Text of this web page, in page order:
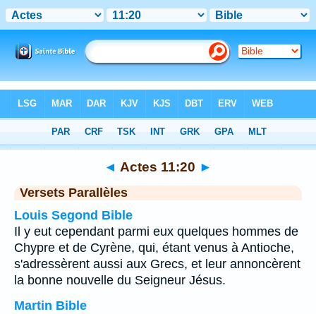
Chapitre 11> Verset 20
◄ Actes 11:20 ►
Versets Parallèles
Louis Segond Bible
Il y eut cependant parmi eux quelques hommes de
Chypre et de Cyrène, qui, étant venus à Antioche,
s'adressèrent aussi aux Grecs, et leur annoncèrent
la bonne nouvelle du Seigneur Jésus.
Martin Bible